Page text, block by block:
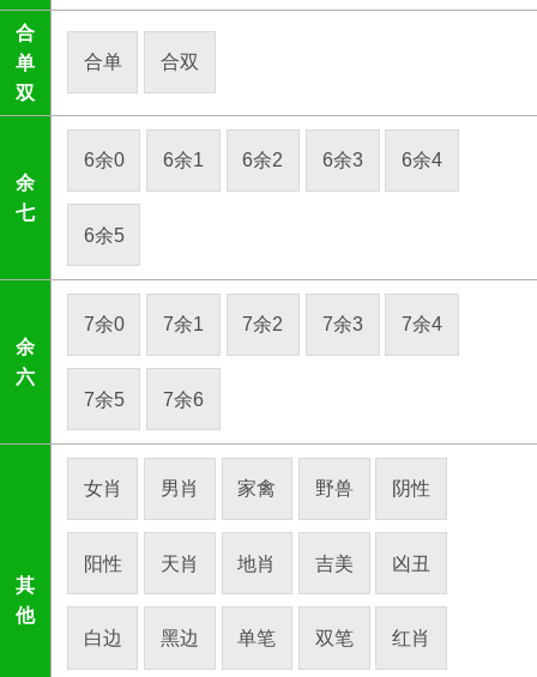
合
单
双
合单 合双
余
七
6余0 6余1 6余2 6余3 6余4
6余5
余
六
7余0 7余1 7余2 7余3 7余4
7余5 7余6
其
他
女肖 男肖 家禽 野兽 阴性
阳性 天肖 地肖 吉美 凶丑
白边 黑边 单笔 双笔 红肖